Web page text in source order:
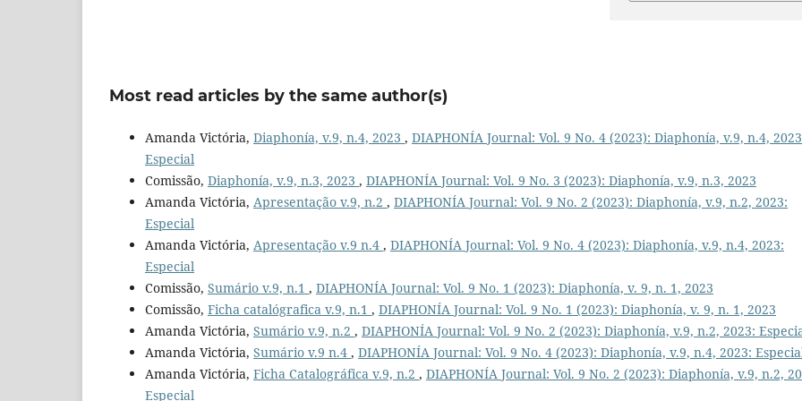
Most read articles by the same author(s)
Amanda Victória, Diaphonía, v.9, n.4, 2023 , DIAPHONÍA Journal: Vol. 9 No. 4 (2023): Diaphonía, v.9, n.4,
Especial
Comissão, Diaphonía, v.9, n.3, 2023 , DIAPHONÍA Journal: Vol. 9 No. 3 (2023): Diaphonía, v.9, n.3, 2023
Amanda Victória, Apresentação v.9, n.2 , DIAPHONÍA Journal: Vol. 9 No. 2 (2023): Diaphonía, v.9, n.2, 2023:
Especial
Amanda Victória, Apresentação v.9 n.4 , DIAPHONÍA Journal: Vol. 9 No. 4 (2023): Diaphonía, v.9, n.4, 2023:
Especial
Comissão, Sumário v.9, n.1 , DIAPHONÍA Journal: Vol. 9 No. 1 (2023): Diaphonía, v. 9, n. 1, 2023
Comissão, Ficha catalógrafica v.9, n.1 , DIAPHONÍA Journal: Vol. 9 No. 1 (2023): Diaphonía, v. 9, n. 1, 2023
Amanda Victória, Sumário v.9, n.2 , DIAPHONÍA Journal: Vol. 9 No. 2 (2023): Diaphonía, v.9, n.2, 2023:
Amanda Victória, Sumário v.9 n.4 , DIAPHONÍA Journal: Vol. 9 No. 4 (2023): Diaphonía, v.9, n.4, 2023:
Amanda Victória, Ficha Catalográfica v.9, n.2 , DIAPHONÍA Journal: Vol. 9 No. 2 (2023): Diaphonía, v.9, n.2,
Especial